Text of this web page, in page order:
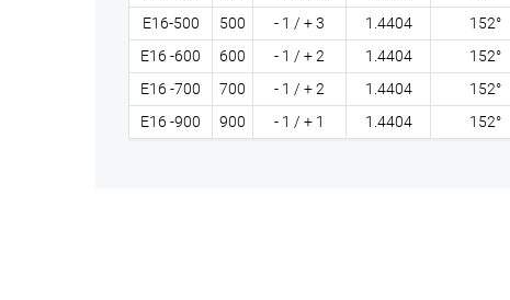
E16-500
500 - 1 / + 3 1.4404 152°
E16 -600
600 - 1 / + 2 1.4404 152°
E16 -700
700 - 1 / + 2 1.4404 152°
E16 -900
900 - 1 / + 1 1.4404 152°